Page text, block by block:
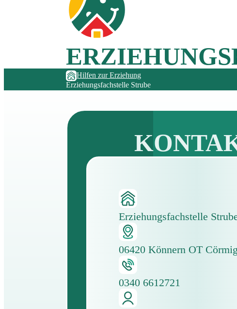
Hilfen zur Erziehung
Erziehungsfachstelle Strube
Erziehungsfachstelle
06420 Könnern OT
0340 6612721